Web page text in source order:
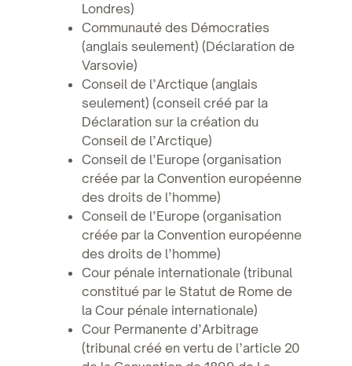
Londres)
Communauté des Démocraties
(anglais seulement) (Déclaration de
Varsovie)
Conseil de l’Arctique (anglais
seulement) (conseil créé par la
Déclaration sur la création du
Conseil de l’Arctique)
Conseil de l’Europe (organisation
créée par la Convention européenne
des droits de l’homme)
Conseil de l’Europe (organisation
créée par la Convention européenne
des droits de l’homme)
Cour pénale internationale (tribunal
constitué par le Statut de Rome de
la Cour pénale internationale)
Cour Permanente d’Arbitrage
(tribunal créé en vertu de l’article 20